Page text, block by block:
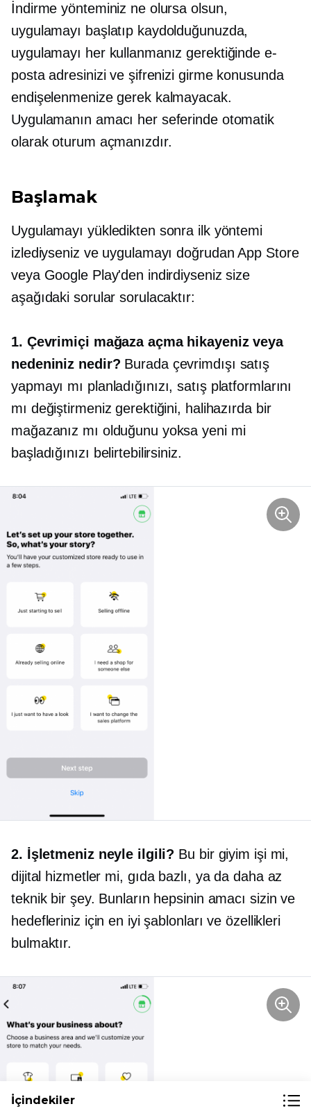
İndirme yönteminiz ne olursa olsun,
uygulamayı başlatıp kaydolduğunuzda,
uygulamayı her kullanmanız gerektiğinde e-
posta adresinizi ve şifrenizi girme konusunda
endişelenmenize gerek kalmayacak.
Uygulamanın amacı her seferinde otomatik
olarak oturum açmanızdır.
Başlamak
Uygulamayı yükledikten sonra ilk yöntemi
izlediyseniz ve uygulamayı doğrudan App Store
veya Google Play'den indirdiyseniz size
aşağıdaki sorular sorulacaktır:
1. Çevrimiçi mağaza açma hikayeniz veya
nedeniniz nedir? Burada çevrimdışı satış
yapmayı mı planladığınızı, satış platformlarını
mı değiştirmeniz gerektiğini, halihazırda bir
mağazanız mı olduğunu yoksa yeni mi
başladığınızı belirtebilirsiniz.
2. İşletmeniz neyle ilgili? Bu bir giyim işi mi,
dijital hizmetler mi, gıda bazlı, ya da daha az
teknik bir şey. Bunların hepsinin amacı sizin ve
hedefleriniz için en iyi şablonları ve özellikleri
bulmaktır.
İçindekiler